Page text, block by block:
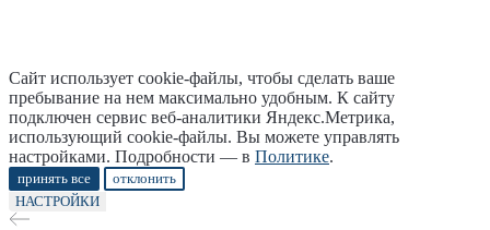
Сайт использует cookie-файлы, чтобы сделать ваше
пребывание на нем максимально удобным. К cайту
подключен сервис веб-аналитики Яндекс.Метрика,
использующий cookie-файлы. Вы можете управлять
настройками. Подробности — в Политике.
принять все
отклонить
НАСТРОЙКИ